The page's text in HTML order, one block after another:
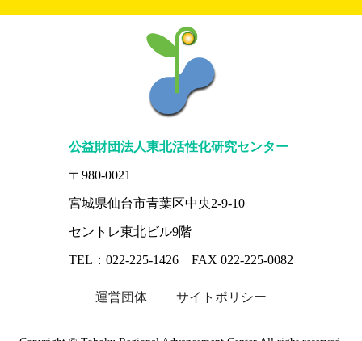
公益財団法人東北活性化研究センター
〒980-0021
宮城県仙台市青葉区中央2-9-10
セントレ東北ビル9階
TEL：022-225-1426 FAX 022-225-0082
運営団体 サイトポリシー